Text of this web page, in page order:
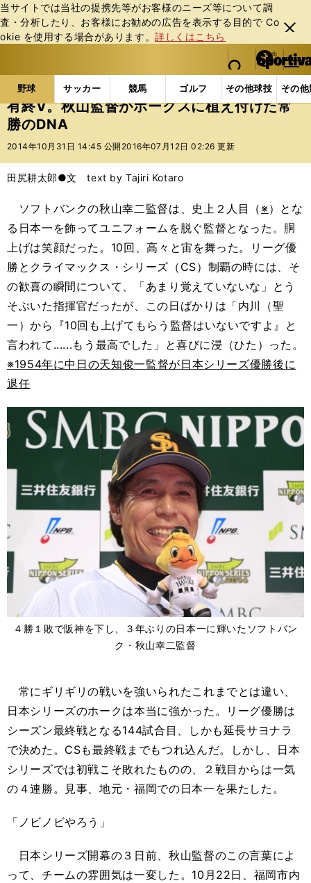
当サイトでは当社の提携先等がお客様のニーズ等について調
査・分析したり、お客様にお勧めの広告を表⽰する⽬的で Co
okie を使⽤する場合があります。詳しくはこちら
閉じ
る
web Sportiva (webスポルティーバ)
検索
マイペ
ー
ジ
メニュ
野球 サッカー 競馬 ゴルフ その他球技 その
b
ス
ポ
ル
バ
野球の記事一覧 プロ野球 有終V。秋山監督がホー
有終V。秋山監督がホークスに植え付けた常
勝のDNA
2014年10月31日 14:45 公開 2016年07月12日 02:26 更新
田尻耕太郎●文 text by Tajiri Kotaro
ソフトバンクの秋山幸二監督は、史上２人目（※）とな
る日本一を飾ってユニフォームを脱ぐ監督となった。胴
上げは笑顔だった。10回、高々と宙を舞った。リーグ優
勝とクライマックス・シリーズ（CS）制覇の時には、そ
の歓喜の瞬間について、「あまり覚えていないな」とう
そぶいた指揮官だったが、この日ばかりは「内川（聖
一）から『10回も上げてもらう監督はいないですよ』と
言われて......もう最高でした」と喜びに浸（ひた）った。
※1954年に中日の天知俊一監督が日本シリーズ優勝後に
退任
４勝１敗で阪神を下し、３年ぶりの日本一に輝いたソフトバン
ク・秋山幸二監督
常にギリギリの戦いを強いられたこれまでとは違い、
日本シリーズのホークは本当に強かった。リーグ優勝は
シーズン最終戦となる144試合目、しかも延長サヨナラ
で決めた。CSも最終戦までもつれ込んだ。しかし、日本
シリーズでは初戦こそ敗れたものの、２戦目からは一気
の４連勝。見事、地元・福岡での日本一を果たした。
「ノビノビやろう」
日本シリーズ開幕の３日前、秋山監督のこの言葉によ
って、チームの雰囲気は一変した。10月22日、福岡市内